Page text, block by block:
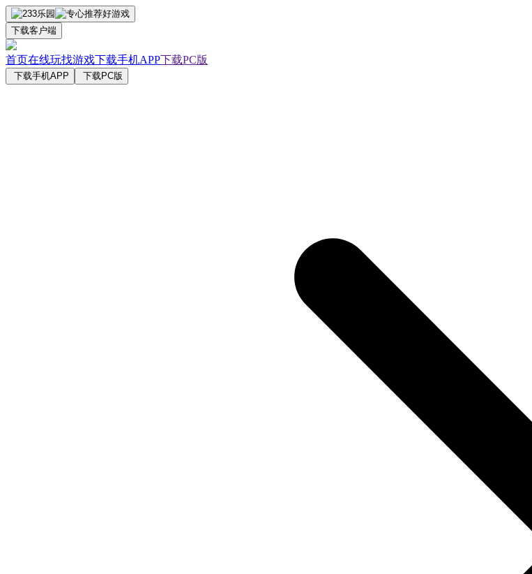
下载客户端
首页在线玩找游戏下载手机APP下载PC版
下载手机APP 下载PC版